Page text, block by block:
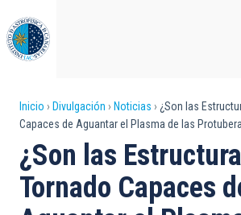
al
contenido
principal
Sobrescribir
enlaces
de
ayuda
Inicio Divulgación Noticias
¿Son las
Capaces de Aguantar el Plasma de las
¿Son las
Tornado Capaces